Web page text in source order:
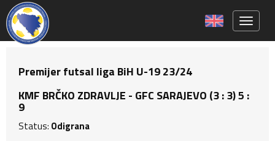
Premijer futsal liga BiH U-19 23/24
KMF BRČKO ZDRAVLJE - GFC SARAJEVO (3 : 3) 5 :
9
Status: Odigrana